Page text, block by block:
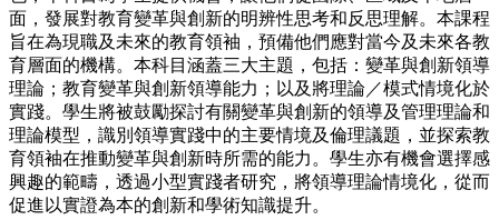
面，發展對教育變革與創新的明辨性思考和反思理解。本課程
旨在為現職及未來的教育領袖，預備他們應對當今及未來各教
育層面的機構。本科目涵蓋三大主題，包括：變革與創新領導
理論；教育變革與創新領導能力；以及將理論／模式情境化於
實踐。學生將被鼓勵探討有關變革與創新的領導及管理理論和
理論模型，識別領導實踐中的主要情境及倫理議題，並探索教
育領袖在推動變革與創新時所需的能力。學生亦有機會選擇感
興趣的範疇，透過小型實踐者研究，將領導理論情境化，從而
促進以實證為本的創新和學術知識提升。